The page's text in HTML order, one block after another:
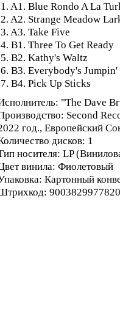
1. A1. Blue Rondo A La
2. A2. Strange Meadow
3. A3. Take Five
4. B1. Three To Get Ready
5. B2. Kathy's Waltz
6. B3. Everybody's Jumpin'
7. B4. Pick Up Sticks
"The Dave
Second
год., Европейский
дисков: 1
носителя: LP
винила: Фиолетовый
Картонный
9003829977820